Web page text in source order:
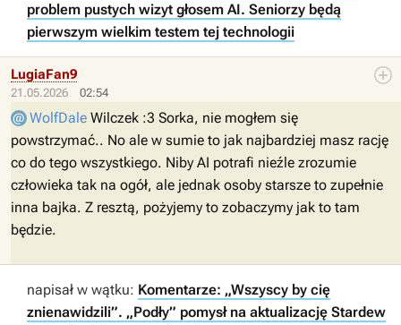
problem pustych wizyt głosem AI. Seniorzy będą
pierwszym wielkim testem tej technologii
21.05.2026 02:54
LugiaFan9
WolfDale Wilczek :3 Sorka, nie mogłem się
powstrzymać.. No ale w sumie to jak najbardziej masz rację
co do tego wszystkiego. Niby AI potrafi nieźle zrozumie
człowieka tak na ogół, ale jednak osoby starsze to zupełnie
inna bajka. Z resztą, pożyjemy to zobaczymy jak to tam
będzie.
napisał w wątku: Komentarze: „Wszyscy by cię
znienawidzili”. „Podły” pomysł na aktualizację Stardew